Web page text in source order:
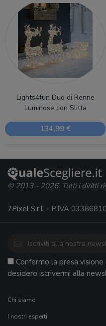
Lights4fun Duo di Renne
Luminose con Slitta
134,99 €
© 2013 - 2026. Tutti i diritti
7Pixel S.r.l. - P.IVA
Confermo la presa visione
desidero iscrivermi alla
Chi siamo
I nostri esperti